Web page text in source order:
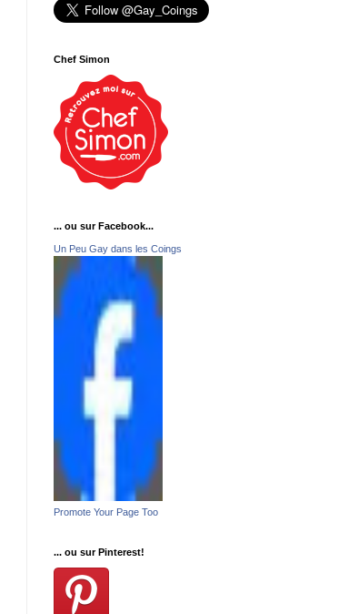
Chef Simon
... ou sur Facebook...
Un Peu Gay dans les Coings
Promote Your Page Too
... ou sur Pinterest!